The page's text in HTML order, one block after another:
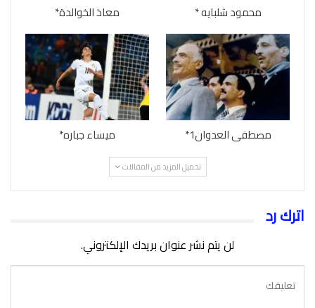
محمود شلبايه * معاذ الخوالدة*
مصطفى العدوان1* ميساء جباره*
تحميل المزيد من المقالات
اترك رد
لن يتم نشر عنوان بريدك الإلكتروني.